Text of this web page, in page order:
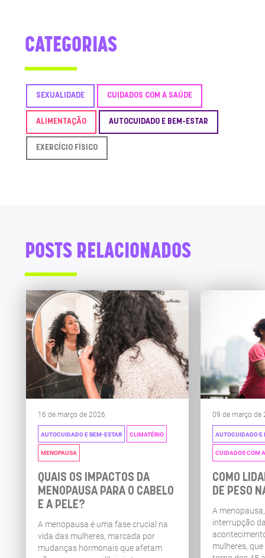
CATEGORIAS
SEXUALIDADE CUIDADOS COM A SAÚDE
ALIMENTAÇÃO AUTOCUIDADO E BEM-ESTAR
EXERCÍCIO FÍSICO
POSTS RELACIONADOS
16 de março de 2026
AUTOCUIDADO E BEM-ESTAR CLIMATÉRIO
MENOPAUSA
QUAIS OS IMPACTOS DA
MENOPAUSA PARA O CABELO
E A PELE?
A menopausa é uma fase crucial na
vida das mulheres, marcada por
mudanças hormonais que afetam
09 de março de
AUTOCUIDADO E
CUIDADOS COM
COMO
DE PESO
A
interrupção
mulheres,